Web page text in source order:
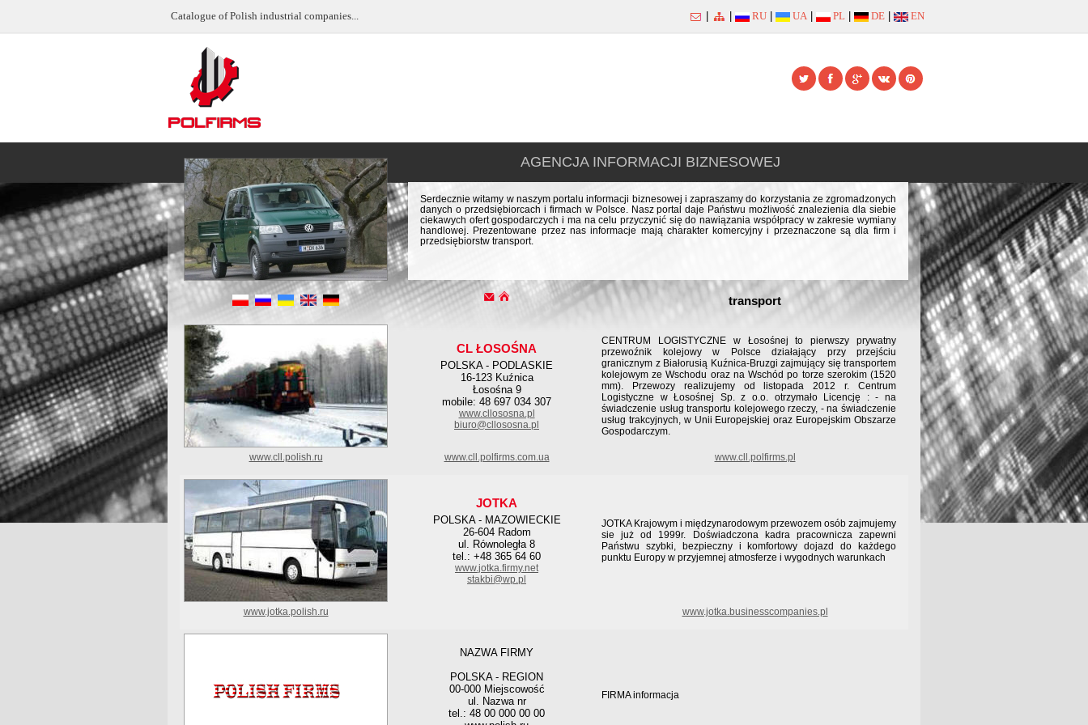
Catalogue of Polish industrial companies... RU UA PL DE EN
AGENCJA INFORMACJI BIZNESOWEJ
Serdecznie witamy w naszym portalu informacji biznesowej i zapraszamy do korzystania ze zgromadzonych
danych o przedsiębiorcach i firmach w Polsce. Nasz portal daje Państwu możliwość znalezienia dla siebie
ciekawych ofert gospodarczych i ma na celu przyczynić się do nawiązania współpracy w zakresie wymiany
handlowej. Prezentowane przez nas informacje mają charakter komercyjny i przeznaczone są dla firm i
przedsiębiorstw transport.
transport
CL ŁOSOŚNA
POLSKA - PODLASKIE
16-123 Kuźnica
Łosośna 9
mobile: 48 697 034 307
www.cllososna.pl
biuro@cllososna.pl
CENTRUM LOGISTYCZNE w Łosośnej to pierwszy prywatny
przewoźnik kolejowy w Polsce działający przy przejściu
granicznym z Białorusią Kuźnica-Bruzgi zajmujący się transportem
kolejowym ze Wschodu oraz na Wschód po torze szerokim (1520
mm). Przewozy realizujemy od listopada 2012 r. Centrum
Logistyczne w Łosośnej Sp. z o.o. otrzymało Licencję : - na
świadczenie usług transportu kolejowego rzeczy, - na świadczenie
usług trakcyjnych, w Unii Europejskiej oraz Europejskim Obszarze
Gospodarczym.
www.cll.polish.ru www.cll.polfirms.com.ua www.cll.polfirms.pl
JOTKA
POLSKA - MAZOWIECKIE
26-604 Radom
ul. Równoległa 8
tel.: +48 365 64 60
www.jotka.firmy.net
stakbi@wp.pl
JOTKA Krajowym i międzynarodowym przewozem osób zajmujemy
sie już od 1999r. Doświadczona kadra pracownicza zapewni
Państwu szybki, bezpieczny i komfortowy dojazd do każdego
punktu Europy w przyjemnej atmosferze i wygodnych warunkach
www.jotka.polish.ru www.jotka.businesscompanies.pl
NAZWA FIRMY
POLSKA - REGION
00-000 Miejscowość
ul. Nazwa nr
tel.: 48 00 000 00 00
FIRMA informacja